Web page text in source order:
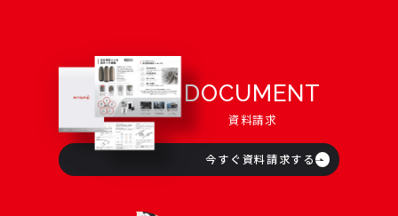
DOCUMENT
資料請求
今すぐ資料請求する